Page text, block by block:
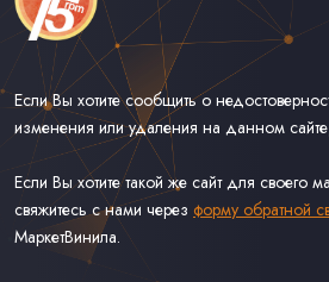
Если Вы хотите сообщить о
изменения или удаления на данном
Если Вы хотите такой же сайт для своего
свяжитесь с нами через форму обратной
МаркетВинила.